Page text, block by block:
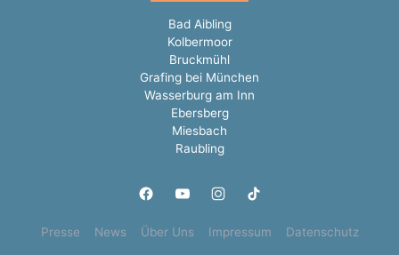
Bad Aibling
Kolbermoor
Bruckmühl
Grafing bei München
Wasserburg am Inn
Ebersberg
Miesbach
Raubling
Presse News Über Uns Impressum Datenschutz